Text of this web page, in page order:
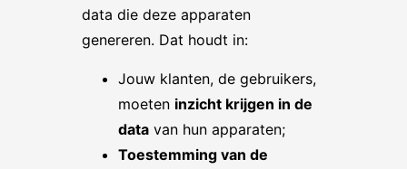
data die deze apparaten
genereren. Dat houdt in:
Jouw klanten, de gebruikers,
moeten inzicht krijgen in de
data van hun apparaten;
Toestemming van de